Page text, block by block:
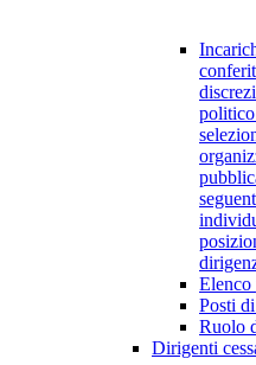
politico
Elenco
Posti
Ruolo
Dirigenti